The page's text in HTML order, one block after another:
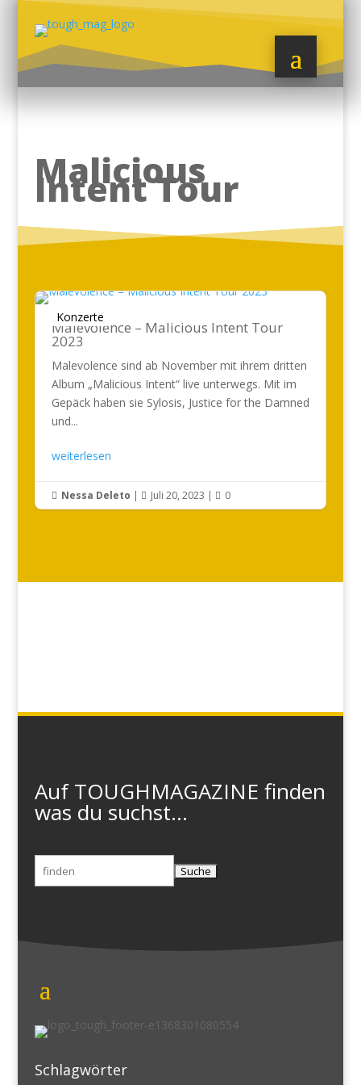
Malicious
Intent Tour
Konzerte
Malevolence – Malicious Intent Tour
2023
Malevolence sind ab November mit ihrem dritten
Album „Malicious Intent“ live unterwegs. Mit im
Gepäck haben sie Sylosis, Justice for the Damned
und...
weiterlesen
 Nessa Deleto |  Juli 20, 2023 |  0
Auf TOUGHMAGAZINE finden
was du suchst...
Suchen
nach:
Schlagwörter